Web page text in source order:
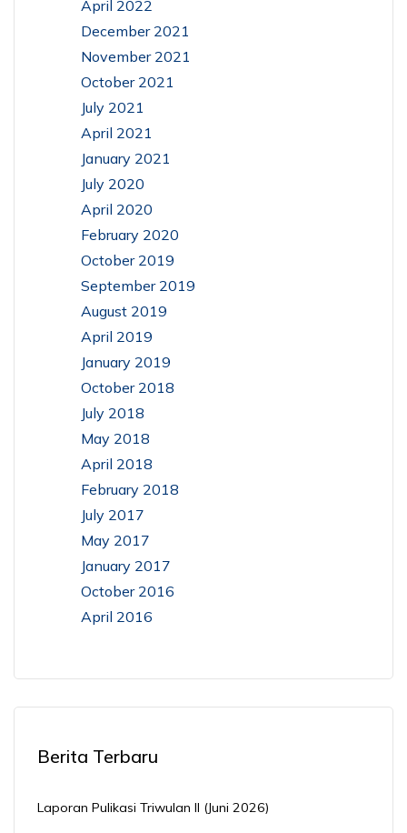
April 2022
December 2021
November 2021
October 2021
July 2021
April 2021
January 2021
July 2020
April 2020
February 2020
October 2019
September 2019
August 2019
April 2019
January 2019
October 2018
July 2018
May 2018
April 2018
February 2018
July 2017
May 2017
January 2017
October 2016
April 2016
Berita Terbaru
Laporan Pulikasi Triwulan II (Juni 2026)